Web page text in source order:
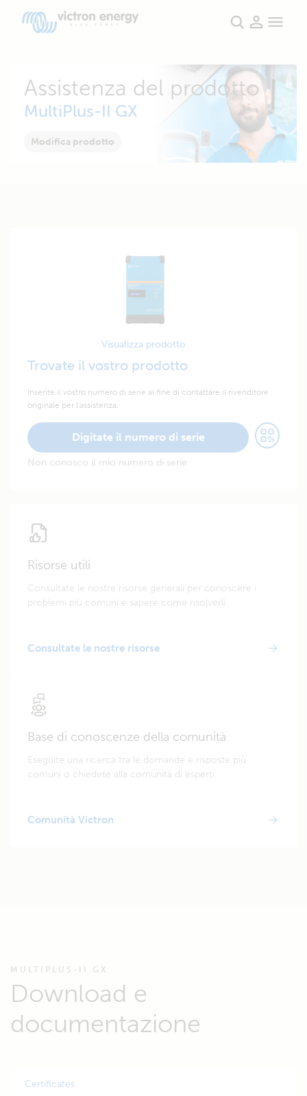
Assistenza del prodotto
MultiPlus-II GX
Modifica prodotto
Visualizza prodotto
Trovate il vostro prodotto
Inserite il vostro numero di serie al fine di contattare il rivenditore
originale per l'assistenza.
Digitate il numero di serie
Non conosco il mio numero di serie
Risorse utili
Consultate le nostre risorse generali per conoscere i
problemi più comuni e sapere come risolverli.
Consultate le nostre risorse
Base di conoscenze della comunità
Eseguite una ricerca tra le domande e risposte più
comuni o chiedete alla comunità di esperti.
Comunità Victron
MULTIPLUS-II GX
Download e
documentazione
Certificates